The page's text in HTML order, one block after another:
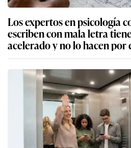
Los expertos en psicología
escriben con mala letra
acelerado y no lo hacen por